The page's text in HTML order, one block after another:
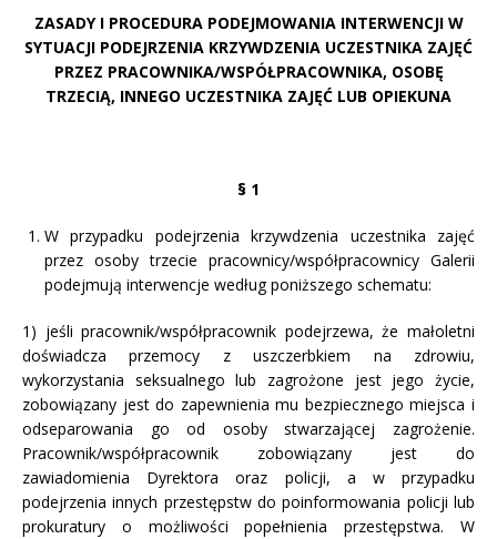
ZASADY I PROCEDURA PODEJMOWANIA INTERWENCJI W
SYTUACJI PODEJRZENIA KRZYWDZENIA UCZESTNIKA ZAJĘĆ
PRZEZ PRACOWNIKA/WSPÓŁPRACOWNIKA, OSOBĘ
TRZECIĄ, INNEGO UCZESTNIKA ZAJĘĆ LUB OPIEKUNA
§ 1
W przypadku podejrzenia krzywdzenia uczestnika zajęć
przez osoby trzecie pracownicy/współpracownicy Galerii
podejmują interwencje według poniższego schematu:
1) jeśli pracownik/współpracownik podejrzewa, że małoletni
doświadcza przemocy z uszczerbkiem na zdrowiu,
wykorzystania seksualnego lub zagrożone jest jego życie,
zobowiązany jest do zapewnienia mu bezpiecznego miejsca i
odseparowania go od osoby stwarzającej zagrożenie.
Pracownik/współpracownik zobowiązany jest do
zawiadomienia Dyrektora oraz policji, a w przypadku
podejrzenia innych przestępstw do poinformowania policji lub
prokuratury o możliwości popełnienia przestępstwa. W